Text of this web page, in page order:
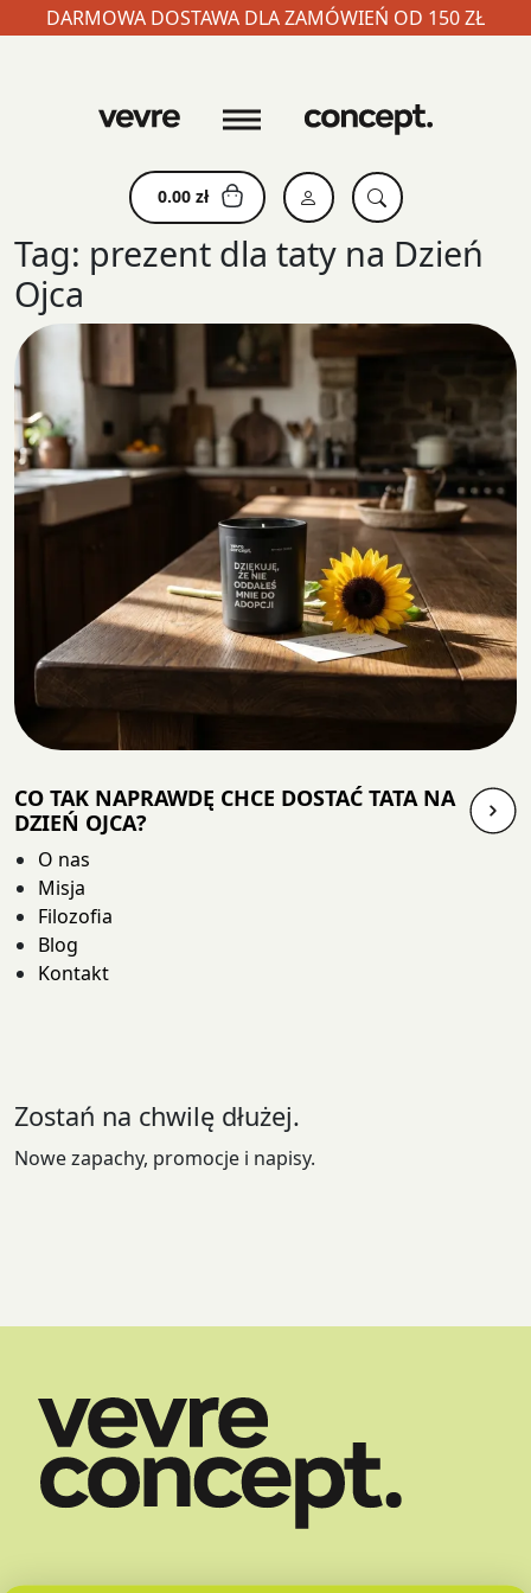
DARMOWA DOSTAWA DLA ZAMÓWIEŃ OD 150 ZŁ
0.00 zł
Tag: prezent dla taty na Dzień
Ojca
CO TAK NAPRAWDĘ CHCE DOSTAĆ TATA NA
DZIEŃ OJCA?
O nas
Misja
Filozofia
Blog
Kontakt
Zostań na chwilę dłużej.
Nowe zapachy, promocje i napisy.